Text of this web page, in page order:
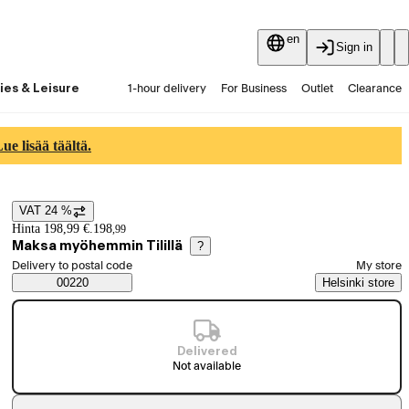
en
Sign in
& Leisure 1-hour delivery For Business Outlet Clearance
lisää täältä.
Price details
VAT 24 %
Hinta 198,99 €. 198,99
Maksa myöhemmin Tilillä ?
Saatavuustiedot
Select order method
Delivery to postal code
00220
My store
Helsinki store
Delivered
Not available